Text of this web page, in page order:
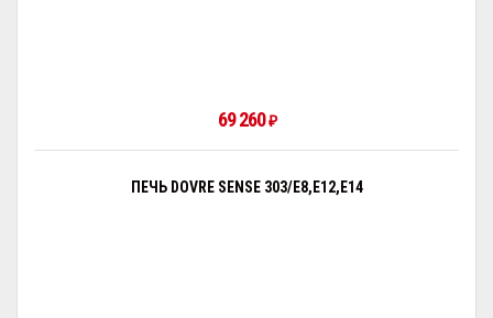
69 260₽
ПЕЧЬ DOVRE SENSE 303/E8,E12,E14